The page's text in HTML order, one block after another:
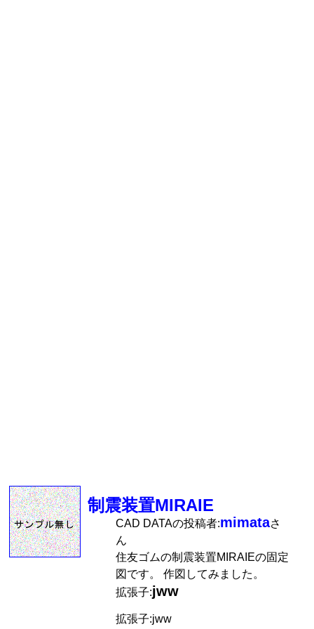
制震装置MIRAIE
CAD DATAの投稿者:mimataさ
ん
住友ゴムの制震装置MIRAIEの固定
図です。 作図してみました。
拡張子:jww
拡張子:jww